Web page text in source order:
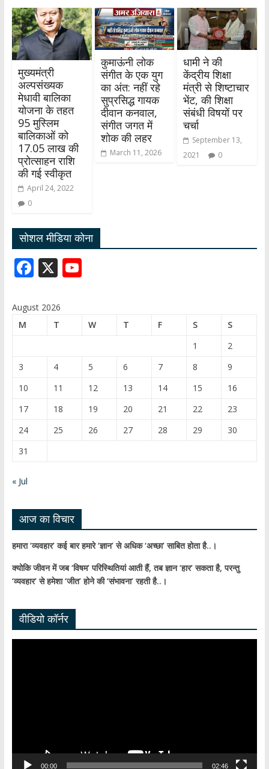
मुख्यमंत्री
अल्पसंख्यक
मेधावी बालिका
योजना के तहत
95 मुस्लिम
बालिकाओं को
17.05 लाख की
प्रोत्साहन राशि
की गई स्वीकृत
April 24, 2022
0
कुमाऊंनी लोक
संगीत के एक युग
का अंत: नहीं रहे
सुप्रसिद्ध गायक
दीवान कनवाल,
संगीत जगत में
शोक की लहर
March 11, 2026
धामी ने की
केंद्रीय शिक्षा
मंत्री से शिष्टाचार
भेंट, की शिक्षा
संबंधी विषयों पर
चर्चा
September 13,
2021
0
सोशल मीडिया कोना
F
e
X Y
T
b
e
C
h
a
August 2026
M
T W T F S
S
1
2
3
4 5 6 7 8
9
10
11 12 13 14 15
16
17
18 19 20 21 22
23
24
25 26 27 28 29
30
31
« Jul
आज का विचार
हमारा ‘व्यवहार’ कई बार हमारे ‘ज्ञान’ से अधिक ‘अच्छा’ साबित होता है..।
क्योकि जीवन में जब ‘विषम’ परिस्थितियां आती हैं,तब ज्ञान ‘हार’ सकता है,परन्तु
‘व्यवहार’ से हमेशा ‘जीत’ होने की ‘संभावना’ रहती है..।
वीडियो कॉर्नर
00:00 02:46